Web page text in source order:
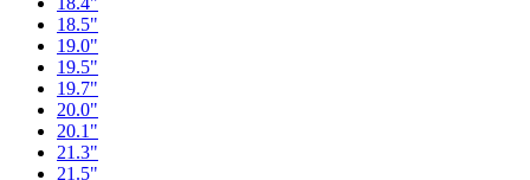
18.5"
19.0"
19.5"
19.7"
20.0"
20.1"
21.3"
21.5"